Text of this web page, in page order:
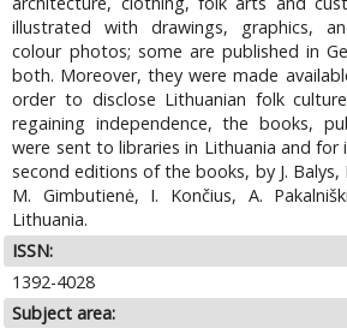
illustrated with drawings, graphics,
colour photos; some are published in
both. Moreover, they were made
order to disclose Lithuanian folk
regaining independence, the books,
were sent to libraries in Lithuania and for
second editions of the books, by J. Balys,
M. Gimbutienė, I. Končius, A.
Lithuania.
ISSN:
1392-4028
Subject area: